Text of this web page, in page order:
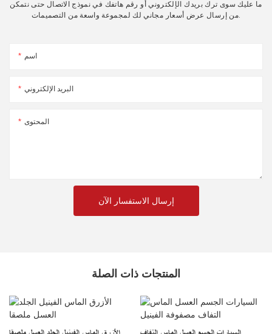
ما عليك سوى ترك بريدك الإلكتروني أو رقم هاتفك في نموذج الاتصال حتى نتمكن
اسم
البريد الإلكتروني
المحتوى
إرسال الاستفسار الآن
المنتجات ذات الصلة